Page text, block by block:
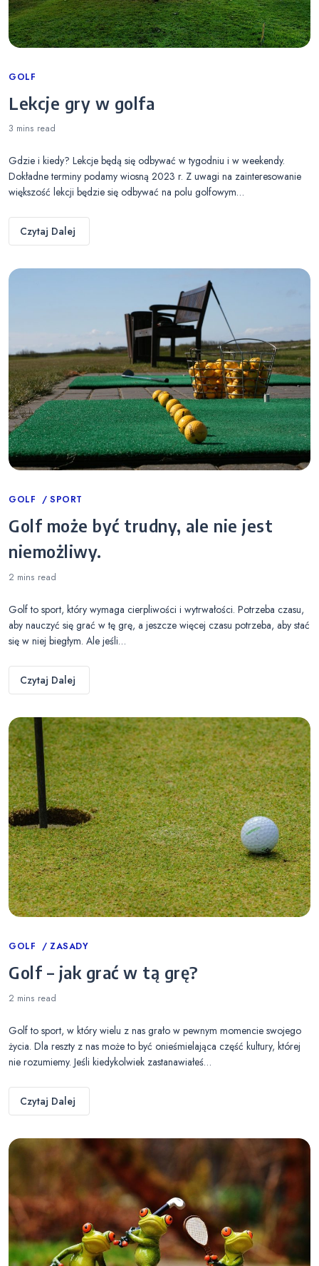
Categories
GOLF
Lekcje gry w golfa
3 mins read
Gdzie i kiedy? Lekcje będą się odbywać w tygodniu i w weekendy.
Dokładne terminy podamy wiosną 2023 r. Z uwagi na zainteresowanie
większość lekcji będzie się odbywać na polu golfowym…
Czytaj Dalej
Categories
GOLF SPORT
Golf może być trudny, ale nie jest
niemożliwy.
2 mins read
Golf to sport, który wymaga cierpliwości i wytrwałości. Potrzeba czasu,
aby nauczyć się grać w tę grę, a jeszcze więcej czasu potrzeba, aby stać
się w niej biegłym. Ale jeśli…
Czytaj Dalej
Categories
GOLF ZASADY
Golf – jak grać w tą grę?
2 mins read
Golf to sport, w który wielu z nas grało w pewnym momencie swojego
życia. Dla reszty z nas może to być onieśmielająca część kultury, której
nie rozumiemy. Jeśli kiedykolwiek zastanawiałeś…
Czytaj Dalej